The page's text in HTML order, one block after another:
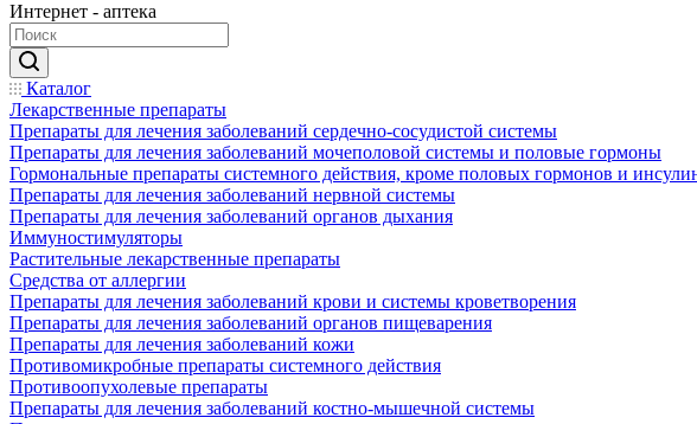
Интернет - аптека
Каталог
Лекарственные препараты
Препараты для лечения заболеваний сердечно-сосудистой системы
Препараты для лечения заболеваний мочеполовой системы и половые гормоны
Гормональные препараты системного действия, кроме половых гормонов и
Препараты для лечения заболеваний нервной системы
Препараты для лечения заболеваний органов дыхания
Иммуностимуляторы
Растительные лекарственные препараты
Средства от аллергии
Препараты для лечения заболеваний крови и системы кроветворения
Препараты для лечения заболеваний органов пищеварения
Препараты для лечения заболеваний кожи
Противомикробные препараты системного действия
Противоопухолевые препараты
Препараты для лечения заболеваний костно-мышечной системы